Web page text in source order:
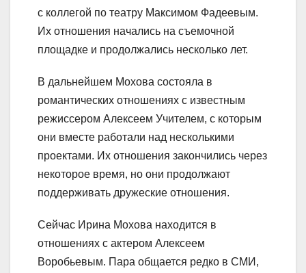
с коллегой по театру Максимом Фадеевым.
Их отношения начались на съемочной
площадке и продолжались несколько лет.
В дальнейшем Мохова состояла в
романтических отношениях с известным
режиссером Алексеем Учителем, с которым
они вместе работали над несколькими
проектами. Их отношения закончились через
некоторое время, но они продолжают
поддерживать дружеские отношения.
Сейчас Ирина Мохова находится в
отношениях с актером Алексеем
Воробьевым. Пара общается редко в СМИ,